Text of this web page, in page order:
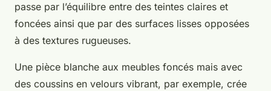
passe par l’équilibre entre des teintes claires et
foncées ainsi que par des surfaces lisses opposées
à des textures rugueuses.
Une pièce blanche aux meubles foncés mais avec
des coussins en velours vibrant, par exemple, crée